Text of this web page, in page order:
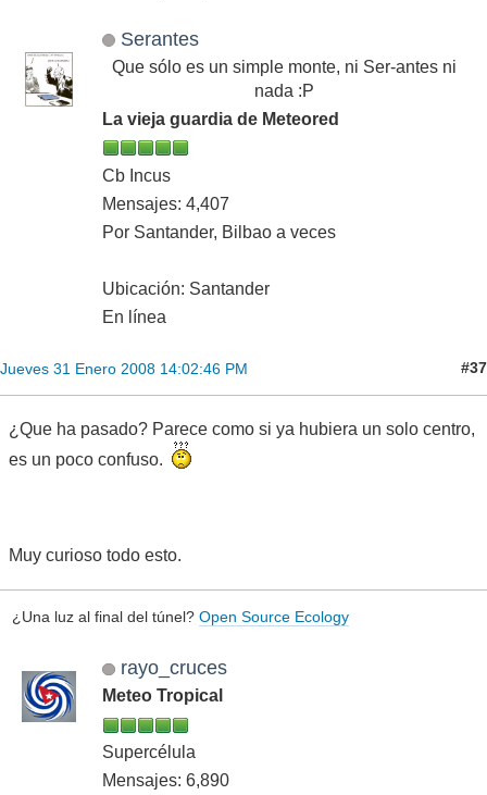
Serantes
Que sólo es un simple monte, ni Ser-antes ni
nada :P
La vieja guardia de Meteored
Cb Incus
Mensajes: 4,407
Por Santander, Bilbao a veces
Ubicación: Santander
En línea
Jueves 31 Enero 2008 14:02:46 PM #37
¿Que ha pasado? Parece como si ya hubiera un solo centro,
es un poco confuso.
Muy curioso todo esto.
¿Una luz al final del túnel? Open Source Ecology
rayo_cruces
Meteo Tropical
Supercélula
Mensajes: 6,890